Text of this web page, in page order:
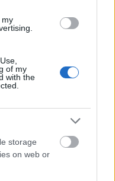
my
of my
with the
storage
on web or
az ember
váratlan
és nem volt